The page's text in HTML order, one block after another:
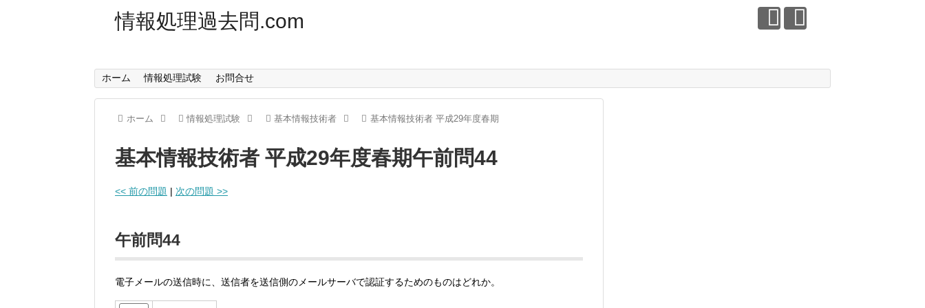
情報処理過去問.com
ホーム 情報処理試験 お問合せ
ホーム 情報処理試験 基本情報技術者 基本情報技術者 平成29年度春期
基本情報技術者 平成29年度春期午前問44
<< 前の問題 | 次の問題 >>
午前問44
電子メールの送信時に、送信者を送信側のメールサーバで認証するためのものはどれか。